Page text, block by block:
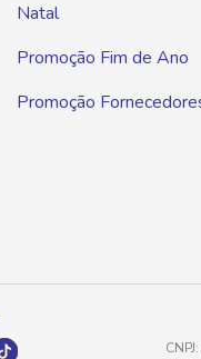
Natal
Promoção Fim de Ano
Promoção